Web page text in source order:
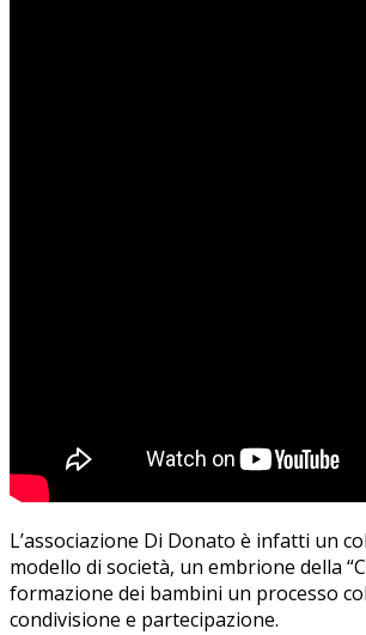
L’associazione Di Donato è infatti un
modello di società, un embrione della
formazione dei bambini un processo
condivisione e partecipazione.